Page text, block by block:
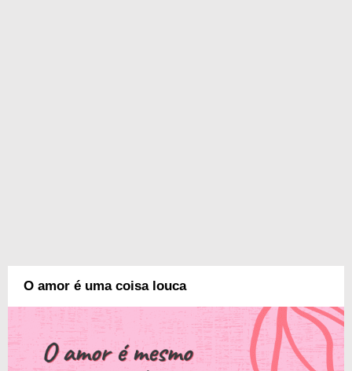
O amor é uma coisa louca